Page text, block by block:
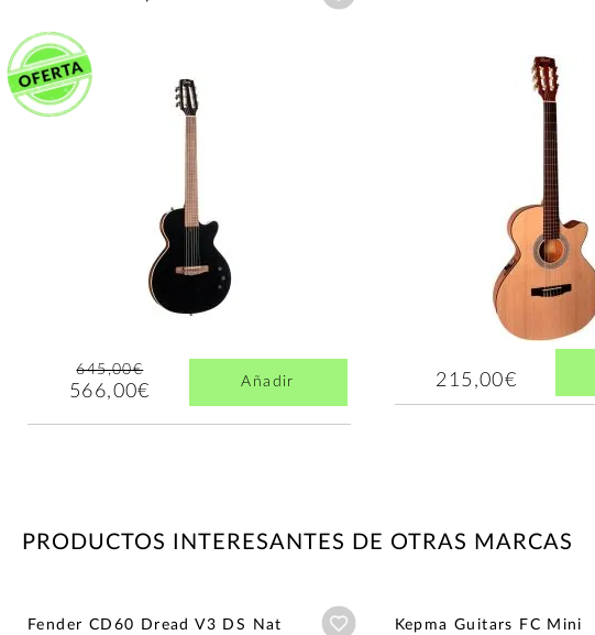
645,00€
566,00€ Añadir 215,00€
PRODUCTOS INTERESANTES DE OTRAS MARCAS
Fender CD60 Dread V3 DS Nat
Añadir a wishlist
Kepma Guitars FC Mini